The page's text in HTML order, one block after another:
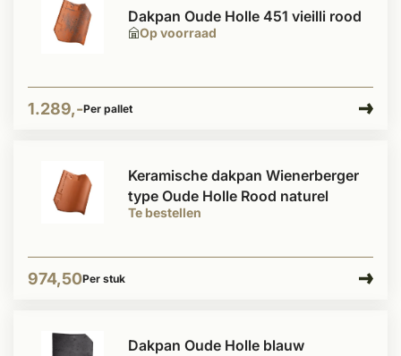
Op voorraad
Dakpan Oude Holle 451 vieilli rood
1.289,-Per pallet
Te bestellen
Keramische dakpan Wienerberger
type Oude Holle Rood naturel
974,50Per stuk
Dakpan Oude Holle blauw